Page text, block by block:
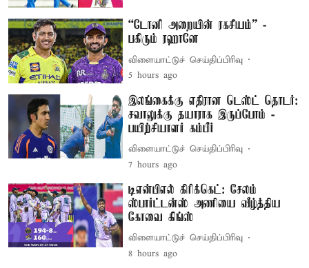
“டோனி அறையின் ரகசியம்” -
பகிரும் ரஹானே
விளையாட்டுச் செய்திப்பிரிவு
5 hours ago
இலங்கைக்கு எதிரான டெஸ்ட் தொடர்:
சவாலுக்கு தயாராக இருப்போம் -
பயிற்சியாளர் கம்பீர்
விளையாட்டுச் செய்திப்பிரிவு
7 hours ago
டிஎன்பிஎல் கிரிக்கெட்: சேலம்
ஸ்பார்ட்டன்ஸ் அணியை வீழ்த்திய
கோவை கிங்ஸ்
விளையாட்டுச் செய்திப்பிரிவு
8 hours ago